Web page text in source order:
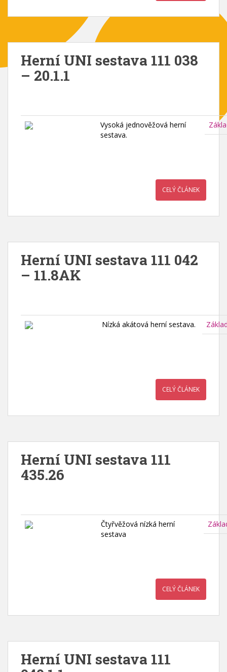
Herní UNI sestava 111 038
– 20.1.1
Vysoká jednověžová herní
sestava.
CELÝ ČLÁNEK
Herní UNI sestava 111 042
– 11.8AK
Nízká akátová herní sestava.
CELÝ ČLÁNEK
Herní UNI sestava 111
435.26
Čtyřvěžová nízká herní
sestava
CELÝ ČLÁNEK
Herní UNI sestava 111